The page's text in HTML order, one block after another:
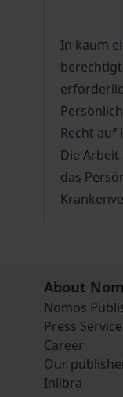
In kaum
Recht
Die
das
About
Nomos
Press Service
Career
Our
Inlibra